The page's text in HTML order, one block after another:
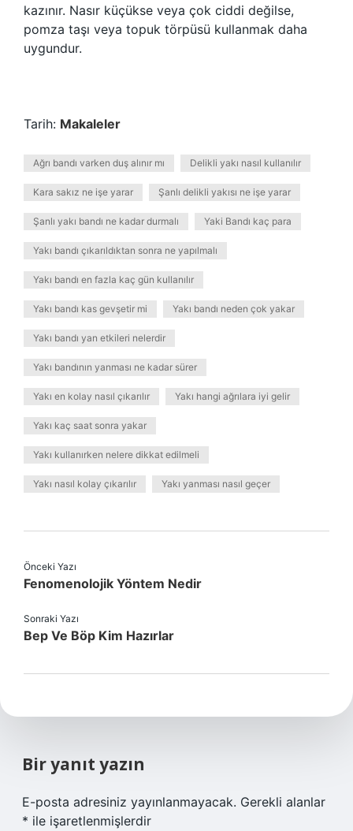
kazınır. Nasır küçükse veya çok ciddi değilse,
pomza taşı veya topuk törpüsü kullanmak daha
uygundur.
Tarih: Makaleler
Ağrı bandı varken duş alınır mı Delikli yakı nasıl kullanılır
Kara sakız ne işe yarar Şanlı delikli yakısı ne işe yarar
Şanlı yakı bandı ne kadar durmalı Yaki Bandı kaç para
Yakı bandı çıkarıldıktan sonra ne yapılmalı
Yakı bandı en fazla kaç gün kullanılır
Yakı bandı kas gevşetir mi Yakı bandı neden çok yakar
Yakı bandı yan etkileri nelerdir
Yakı bandının yanması ne kadar sürer
Yakı en kolay nasıl çıkarılır Yakı hangi ağrılara iyi gelir
Yakı kaç saat sonra yakar
Yakı kullanırken nelere dikkat edilmeli
Yakı nasıl kolay çıkarılır Yakı yanması nasıl geçer
Önceki Yazı
Fenomenolojik Yöntem Nedir
Sonraki Yazı
Bep Ve Böp Kim Hazırlar
Bir yanıt yazın
E-posta adresiniz yayınlanmayacak. Gerekli alanlar
* ile işaretlenmişlerdir